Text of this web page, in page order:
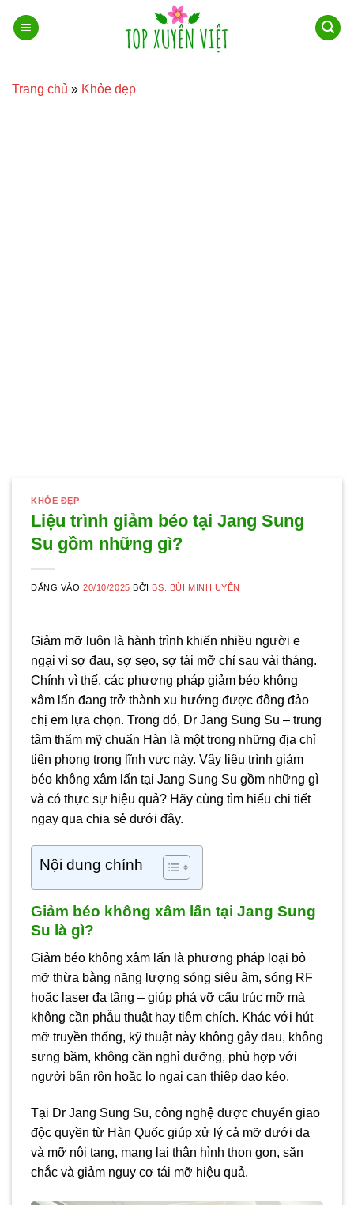
qua
Trang chủ » Khỏe đẹp
KHỎE ĐẸP
Liệu trình giảm béo tại Jang Sung
Su gồm những gì?
ĐĂNG VÀO20/10/2025 BỞI BS. BÙI MINH UYÊN
Giảm mỡ luôn là hành trình khiến nhiều người e
ngại vì sợ đau, sợ sẹo, sợ tái mỡ chỉ sau vài tháng.
Chính vì thế, các phương pháp giảm béo không
xâm lấn đang trở thành xu hướng được đông đảo
chị em lựa chọn. Trong đó, Dr Jang Sung Su – trung
tâm thẩm mỹ chuẩn Hàn là một trong những địa chỉ
tiên phong trong lĩnh vực này. Vậy liệu trình giảm
béo không xâm lấn tại Jang Sung Su gồm những gì
và có thực sự hiệu quả? Hãy cùng tìm hiểu chi tiết
ngay qua chia sẻ dưới đây.
Nội dung chính
Giảm béo không xâm lấn tại Jang Sung
Su là gì?
Giảm béo không xâm lấn là phương pháp loại bỏ
mỡ thừa bằng năng lượng sóng siêu âm, sóng RF
hoặc laser đa tầng – giúp phá vỡ cấu trúc mỡ mà
không cần phẫu thuật hay tiêm chích. Khác với hút
mỡ truyền thống, kỹ thuật này không gây đau, không
sưng bầm, không cần nghỉ dưỡng, phù hợp với
người bận rộn hoặc lo ngại can thiệp dao kéo.
Tại Dr Jang Sung Su, công nghệ được chuyển giao
độc quyền từ Hàn Quốc giúp xử lý cả mỡ dưới da
và mỡ nội tạng, mang lại thân hình thon gọn, săn
chắc và giảm nguy cơ tái mỡ hiệu quả.